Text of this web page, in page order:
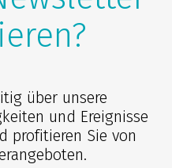
über unsere
und Ereignisse
profitieren Sie von